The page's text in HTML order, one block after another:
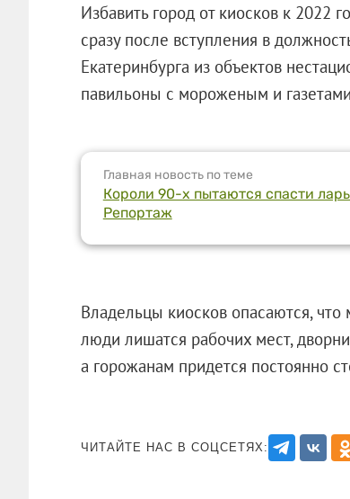
Избавить город от киосков к 2022
сразу после вступления в
Екатеринбурга из объектов
павильоны с мороженым и
Главная новость по теме
Короли 90-х пытаются спасти
Репортаж
Владельцы киосков опасаются, что
люди лишатся рабочих мест,
а горожанам придется
ЧИТАЙТЕ НАС В СОЦСЕТЯХ: